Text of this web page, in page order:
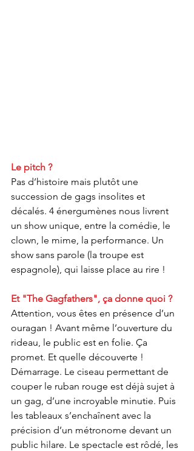
Le pitch ?
Pas d’histoire mais plutôt une
succession de gags insolites et
décalés. 4 énergumènes nous livrent
un show unique, entre la comédie, le
clown, le mime, la performance. Un
show sans parole (la troupe est
espagnole), qui laisse place au rire !
Et "The Gagfathers", ça donne quoi ?
Attention, vous êtes en présence d’un
ouragan ! Avant même l’ouverture du
rideau, le public est en folie. Ça
promet. Et quelle découverte !
Démarrage. Le ciseau permettant de
couper le ruban rouge est déjà sujet à
un gag, d’une incroyable minutie. Puis
les tableaux s’enchaînent avec la
précision d’un métronome devant un
public hilare. Le spectacle est rôdé, les